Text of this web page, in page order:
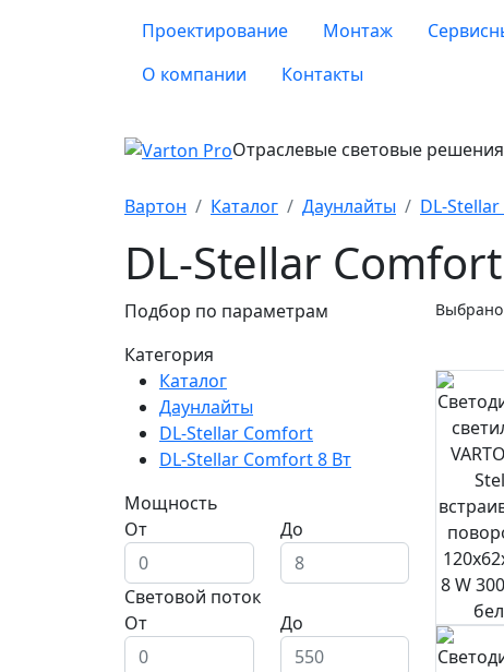
Проектирование Монтаж
О компании
Контакты
Отраслевые световые решения
Вартон Каталог Даунлайты DL-
DL-Stellar
Подбор по параметрам
Категория
Каталог
Даунлайты
DL-Stellar Comfort
DL-Stellar Comfort 8 Вт
Мощность
От
До
Световой поток
От
До